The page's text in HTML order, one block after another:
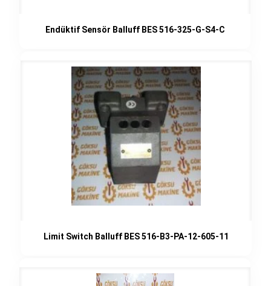
Endüktif Sensör Balluff BES 516-325-G-S4-C
Limit Switch Balluff BES 516-B3-PA-12-605-11